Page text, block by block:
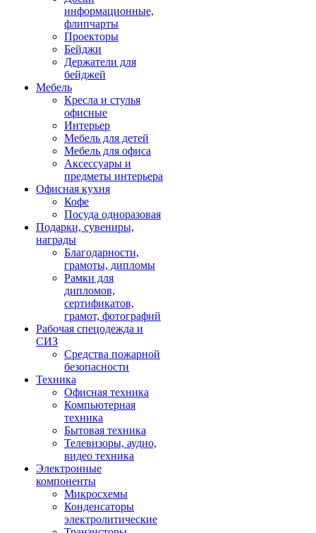
информационные,
флипчарты
Проекторы
Бейджи
Держатели для
бейджей
Мебель
Кресла и стулья
офисные
Интерьер
Мебель для детей
Мебель для офиса
Аксессуары и
предметы интерьера
Офисная кухня
Кофе
Посуда одноразовая
Подарки, сувениры,
награды
Благодарности,
грамоты, дипломы
Рамки для
дипломов,
сертификатов,
грамот, фотографий
Рабочая спецодежда и
СИЗ
Средства пожарной
безопасности
Техника
Офисная техника
Компьютерная
техника
Бытовая техника
Телевизоры, аудио,
видео техника
Электронные
компоненты
Микросхемы
Конденсаторы
электролитические